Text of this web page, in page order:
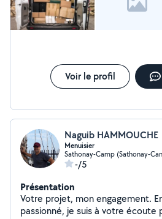
Voir le profil
Naguib HAMMOUCHE
Menuisier
Sathonay-Camp (Sathonay-
-/5
Présentation
Votre projet, mon engagement.
passionné, je suis à votre écoute